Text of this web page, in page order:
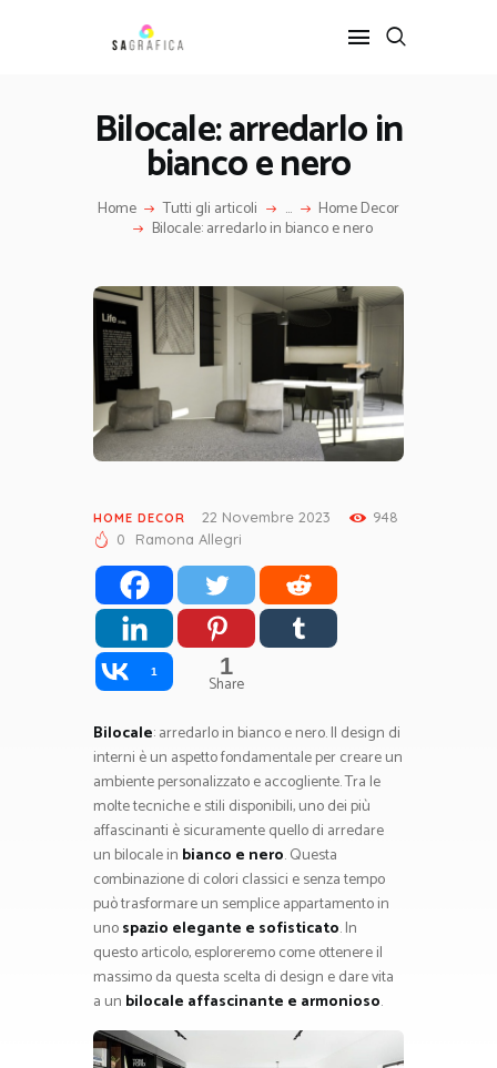
Bilocale: arredarlo in
bianco e nero
Home Tutti gli articoli ... Home Decor
Bilocale: arredarlo in bianco e nero
HOME
GRAFICA
ARTE
SERVIZI
CONTATTI
HOME DECOR 22 Novembre 2023
948
0
Ramona Allegri
1 1
Share
Bilocale: arredarlo in bianco e nero. Il design di
interni è un aspetto fondamentale per creare un
ambiente personalizzato e accogliente. Tra le
molte tecniche e stili disponibili, uno dei più
affascinanti è sicuramente quello di arredare
un bilocale in bianco e nero. Questa
combinazione di colori classici e senza tempo
può trasformare un semplice appartamento in
unospazio elegante e sofisticato. In
questo articolo, esploreremo come ottenere il
massimo da questa scelta di design e dare vita
a un bilocale affascinante e armonioso.